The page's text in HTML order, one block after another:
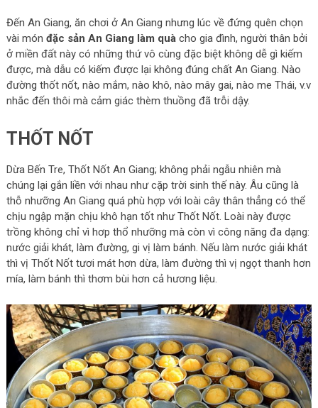
Đến An Giang, ăn chơi ở An Giang nhưng lúc về đứng quên chọn
vài món đặc sản An Giang làm quàcho gia đình, người thân bởi
ở miền đất này có những thứ vô cùng đặc biệt không dễ gì kiếm
được, mà dẫu có kiếm được lại không đúng chất An Giang. Nào
đường thốt nốt, nào mắm, nào khô, nào mây gai, nào me Thái, v.v
nhắc đến thôi mà cảm giác thèm thuồng đã trỗi dậy.
THỐT NỐT
Dừa Bến Tre, Thốt Nốt An Giang; không phải ngẫu nhiên mà
chúng lại gắn liền với nhau như cặp trời sinh thế này. Âu cũng là
thỗ nhưỡng An Giang quá phù hợp với loài cây thân thẳng có thể
chịu ngập mặn chịu khô hạn tốt như Thốt Nốt. Loài này được
trồng không chỉ vì hơp thổ nhưỡng mà còn vì công năng đa dạng:
nước giải khát, làm đường, gi vị làm bánh. Nếu làm nước giải khát
thì vị Thốt Nốt tươi mát hơn dừa, làm đường thì vị ngọt thanh hơn
mía, làm bánh thì thơm bùi hơn cả hương liệu.